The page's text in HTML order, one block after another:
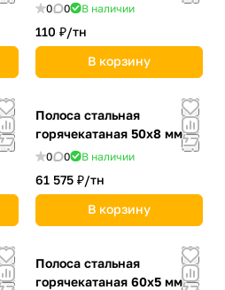
0 0 В наличии
110 ₽/тн
В корзину
Полоса стальная
горячекатаная 50х8 мм
0 0 В наличии
61 575 ₽/тн
В корзину
Полоса стальная
горячекатаная 60х5 мм